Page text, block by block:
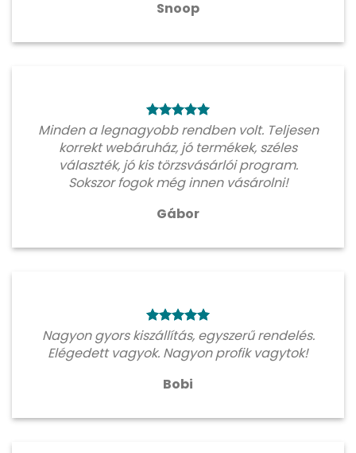
Snoop
Minden a legnagyobb rendben volt. Teljesen
korrekt webáruház, jó termékek, széles
választék, jó kis törzsvásárlói program.
Sokszor fogok még innen vásárolni!
Gábor
Nagyon gyors kiszállítás, egyszerű rendelés.
Elégedett vagyok. Nagyon profik vagytok!
Bobi